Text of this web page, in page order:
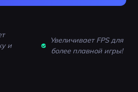
и
Увеличивает FPS для
более плавной игры!